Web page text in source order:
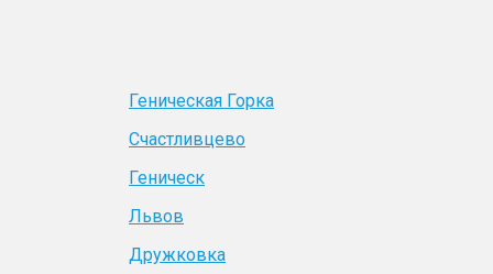
Геническая Горка
Счастливцево
Геническ
Львов
Дружковка